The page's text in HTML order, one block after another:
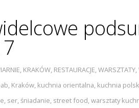
, KRAKÓW, RESTAURACJE,WARSZTATY,
, Kraków, kuchnia orientalna, kuchnia
, ser,śniadanie, street food,warsztaty